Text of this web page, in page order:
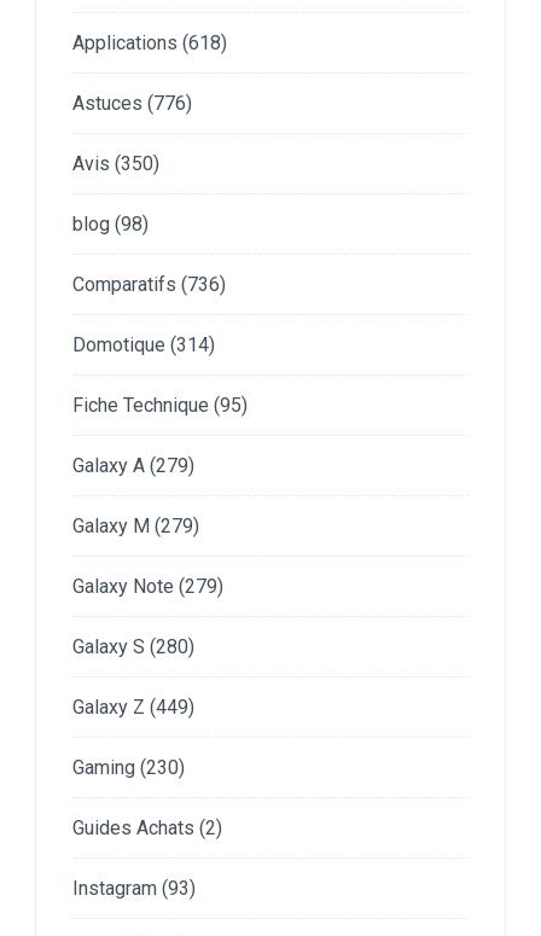
Applications (618)
Astuces (776)
Avis (350)
blog (98)
Comparatifs (736)
Domotique (314)
Fiche Technique (95)
Galaxy A (279)
Galaxy M (279)
Galaxy Note (279)
Galaxy S (280)
Galaxy Z (449)
Gaming (230)
Guides Achats (2)
Instagram (93)